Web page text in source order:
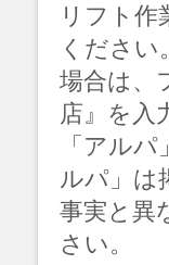
リフト作
くださ
場合は、
店』を入
「アル
ルパ」は
事実と異
さい。